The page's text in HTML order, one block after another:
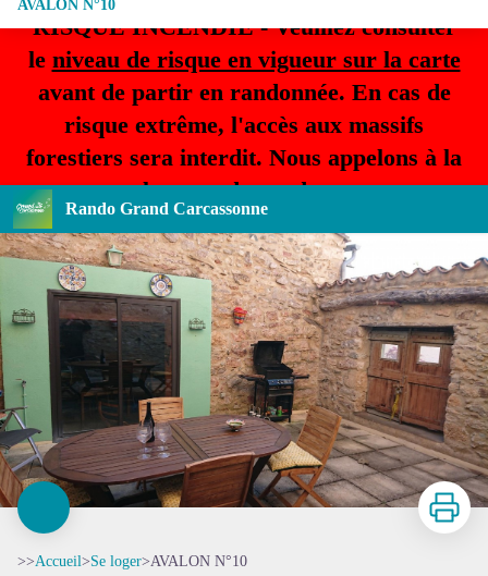
RISQUE INCENDIE - Veuillez consulter
le niveau de risque en vigueur sur la carte
avant de partir en randonnée. En cas de
risque extrême, l'accès aux massifs
forestiers sera interdit. Nous appelons à la
plus grande prudence.
Rando Grand Carcassonne
AVALON N°10
Imprimer
>>Accueil>Se loger>AVALON N°10